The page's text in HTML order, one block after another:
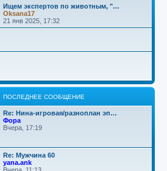
П
о
с
л
о
б
щ
е
н
и
е
Ищем экспертов по животным, "…
Oksana17
21 янв 2025, 17:32
ПОСЛЕДНЕЕ СООБЩЕНИЕ
П
о
с
д
н
е
Re: Нина-игровая/разноплан эп…
Фора
Вчера, 17:19
П
о
с
Re: Мужчина 60
yana.ank